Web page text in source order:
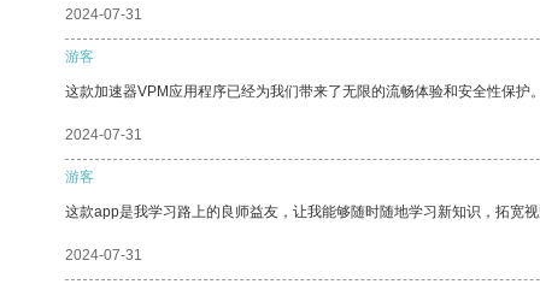
2024-07-31
游客
这款加速器VPM应用程序已经为我们带来了无限的流畅体验和安全性保护
2024-07-31
游客
这款app是我学习路上的良师益友，让我能够随时随地学习新知识，拓宽
2024-07-31